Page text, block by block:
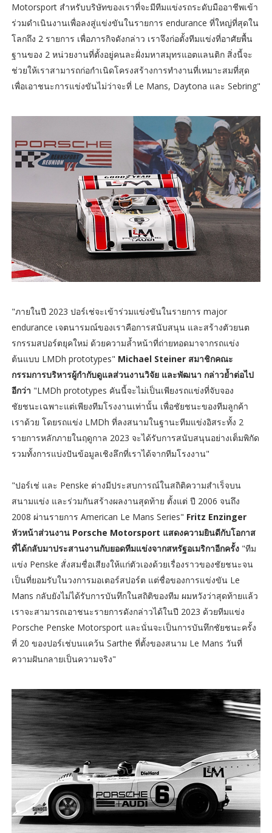
Motorsport สำหรับบริษัทของเราที่จะมีทีมแข่งรถระดับมืออาชีพเข้า
ร่วมดำเนินงานเพื่อลงสู่แข่งขันในรายการ endurance ที่ใหญ่ที่สุดใน
โลกถึง 2 รายการ เพื่อภารกิจดังกล่าว เราจึงก่อตั้งทีมแข่งที่อาศัยพื้น
ฐานของ 2 หน่วยงานที่ตั้งอยู่คนละฝั่งมหาสมุทรแอตแลนติก สิ่งนี้จะ
ช่วยให้เราสามารถก่อกำเนิดโครงสร้างการทำงานที่เหมาะสมที่สุด
เพื่อเอาชนะการแข่งขันไม่ว่าจะที่ Le Mans, Daytona และ Sebring"
"ภายในปี 2023 ปอร์เช่จะเข้าร่วมแข่งขันในรายการ major
endurance เจตนารมณ์ของเราคือการสนับสนุน และสร้างตัวยนต
รกรรมสปอร์ตยุคใหม่ ด้วยความล้ำหน้าที่ถ่ายทอดมาจากรถแข่ง
ต้นแบบ LMDh prototypes" Michael Steiner สมาชิกคณะ
กรรมการบริหารผู้กำกับดูแลส่วนงานวิจัย และพัฒนา กล่าวย้ำต่อไป
อีกว่า "LMDh prototypes คันนี้จะไม่เป็นเพียงรถแข่งที่จับจอง
ชัยชนะเฉพาะแต่เพียงทีมโรงงานเท่านั้น เพื่อชัยชนะของทีมลูกค้า
เราด้วย โดยรถแข่ง LMDh ที่ลงสนามในฐานะทีมแข่งอิสระทั้ง 2
รายการหลักภายในฤดูกาล 2023 จะได้รับการสนับสนุนอย่างเต็มพิกัด
รวมทั้งการแบ่งปันข้อมูลเชิงลึกที่เราได้จากทีมโรงงาน"
"ปอร์เช่ และ Penske ต่างมีประสบการณ์ในสถิติความสำเร็จบน
สนามแข่ง และร่วมกันสร้างผลงานสุดท้าย ตั้งแต่ ปี 2006 จนถึง
2008 ผ่านรายการ American Le Mans Series" Fritz Enzinger
หัวหน้าส่วนงาน Porsche Motorsport แสดงความยินดีกับโอกาส
ที่ได้กลับมาประสานงานกับยอดทีมแข่งจากสหรัฐอเมริกาอีกครั้ง"ทีม
แข่ง Penske สั่งสมชื่อเสียงให้แก่ตัวเองด้วยเรื่องราวของชัยชนะจน
เป็นที่ยอมรับในวงการมอเตอร์สปอร์ต แต่ชื่อของการแข่งขัน Le
Mans กลับยังไม่ได้รับการบันทึกในสถิติของทีม ผมหวังว่าสุดท้ายแล้ว
เราจะสามารถเอาชนะรายการดังกล่าวได้ในปี 2023 ด้วยทีมแข่ง
Porsche Penske Motorsport และนั่นจะเป็นการบันทึกชัยชนะครั้ง
ที่ 20 ของปอร์เช่บนแคว้น Sarthe ที่ตั้งของสนาม Le Mans วันที่
ความฝันกลายเป็นความจริง"